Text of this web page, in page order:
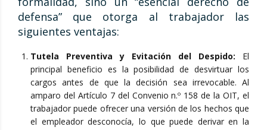
defensa” que otorga al trabajador las
siguientes ventajas:
Tutela Preventiva y Evitación del Despido: El
principal beneficio es la posibilidad de desvirtuar los
cargos antes de que la decisión sea irrevocable. Al
amparo del Artículo 7 del Convenio n.º 158 de la OIT, el
trabajador puede ofrecer una versión de los hechos que
el empleador desconocía, lo que puede derivar en la